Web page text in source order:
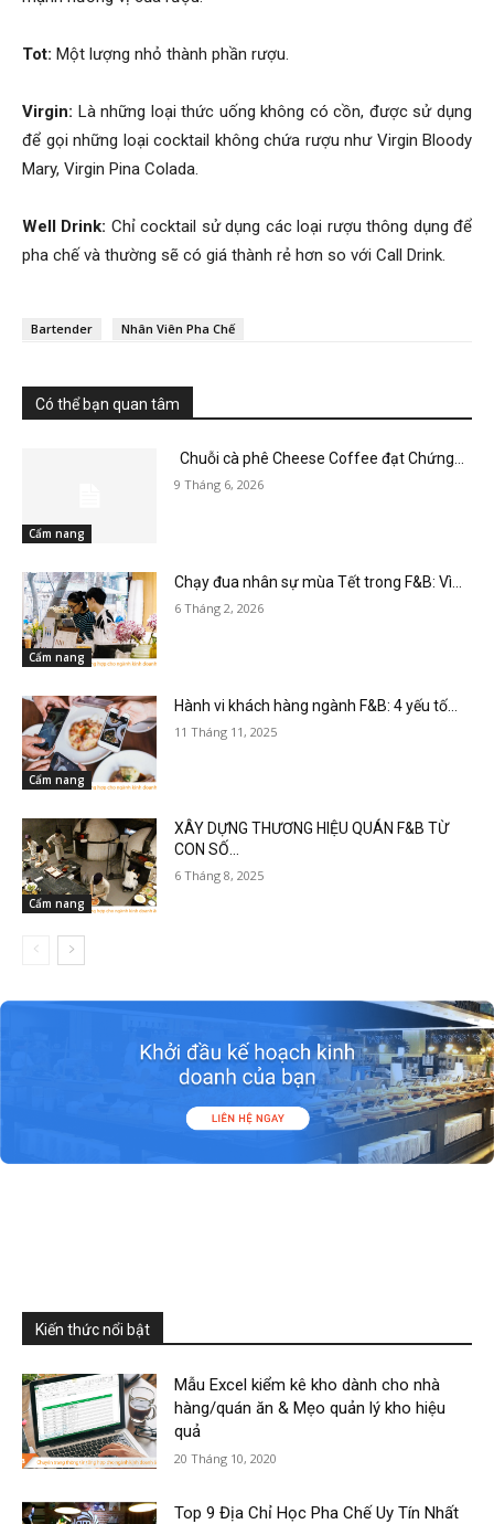
Tot: Một lượng nhỏ thành phần rượu.
Virgin: Là những loại thức uống không có cồn, được sử dụng
để gọi những loại cocktail không chứa rượu như Virgin Bloody
Mary, Virgin Pina Colada.
Well Drink: Chỉ cocktail sử dụng các loại rượu thông dụng để
pha chế và thường sẽ có giá thành rẻ hơn so với Call Drink.
Bartender Nhân Viên Pha Chế
Có thể bạn quan tâm
Cẩm nang
Chuỗi cà phê Cheese Coffee đạt Chứng...
9 Tháng 6, 2026
Cẩm nang
Chạy đua nhân sự mùa Tết trong F&B: Vì...
6 Tháng 2, 2026
Cẩm nang
Hành vi khách hàng ngành F&B: 4 yếu tố...
11 Tháng 11, 2025
Cẩm nang
XÂY DỰNG THƯƠNG HIỆU QUÁN F&B TỪ
CON SỐ...
6 Tháng 8, 2025
Kiến thức nổi bật
Mẫu Excel kiểm kê kho dành cho nhà
hàng/quán ăn & Mẹo quản lý kho hiệu
quả
20 Tháng 10, 2020
Top 9 Địa Chỉ Học Pha Chế Uy Tín Nhất